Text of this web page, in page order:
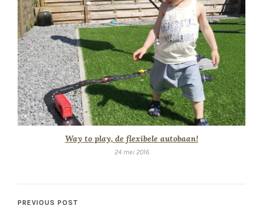
Way to play, de flexibele autobaan!
24 mei 2016
PREVIOUS POST